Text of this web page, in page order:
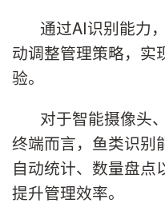
通过AI识别能力
动调整管理策略，实
验。
对于智能摄像头
终端而言，鱼类识别
自动统计、数量盘点
提升管理效率。